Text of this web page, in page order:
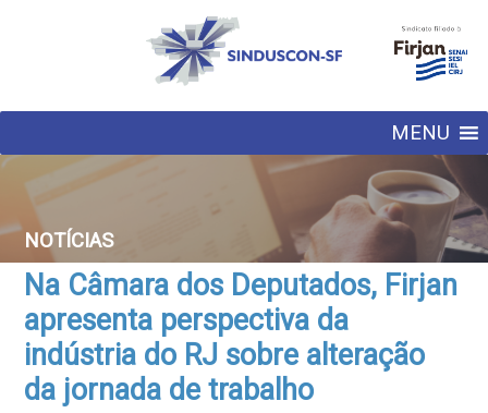
MENU
NOTÍCIAS
Na Câmara dos Deputados, Firjan
apresenta perspectiva da
indústria do RJ sobre alteração
da jornada de trabalho